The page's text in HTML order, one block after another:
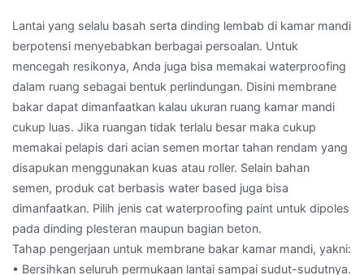
Lantai yang selalu basah serta dinding lembab di kamar mandi
berpotensi menyebabkan berbagai persoalan. Untuk
mencegah resikonya, Anda juga bisa memakai waterproofing
dalam ruang sebagai bentuk perlindungan. Disini membrane
bakar dapat dimanfaatkan kalau ukuran ruang kamar mandi
cukup luas. Jika ruangan tidak terlalu besar maka cukup
memakai pelapis dari acian semen mortar tahan rendam yang
disapukan menggunakan kuas atau roller. Selain bahan
semen, produk cat berbasis water based juga bisa
dimanfaatkan. Pilih jenis cat waterproofing paint untuk dipoles
pada dinding plesteran maupun bagian beton.
Tahap pengerjaan untuk membrane bakar kamar mandi, yakni:
• Bersihkan seluruh permukaan lantai sampai sudut-sudutnya.